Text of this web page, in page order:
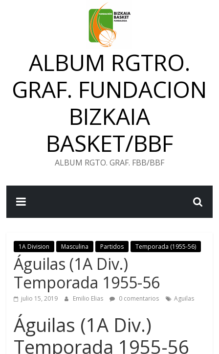
ALBUM RGTRO.
GRAF. FUNDACION
BIZKAIA
BASKET/BBF
ALBUM RGTO. GRAF. FBB/BBF
1A Division Masculina Partidos Temporada (1955-56)
Águilas (1A Div.)
Temporada 1955-56
julio 15, 2019 Emilio Elias 0 comentarios Aguilas
Águilas (1A Div.)
Temporada 1955-56